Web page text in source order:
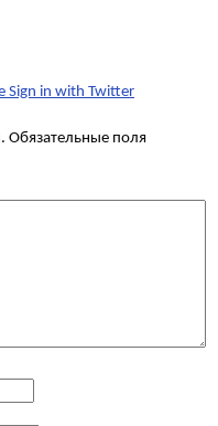
Sign in with Twitter
Обязательные поля